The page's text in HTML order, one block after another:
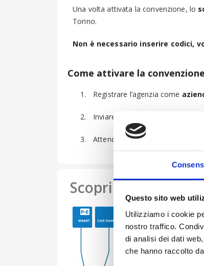
Questo sito web
Utilizziamo i cookie
nostro traffico.
di analisi dei dati
che hanno raccolto
Una volta attivata la convenzione, lo
Torino.
Non è necessario inserire codici,
Come attivare la convenzione
Registrare l’agenzia come
Inviare una richiesta di
Attendere la conferma di
Scopri la nostra